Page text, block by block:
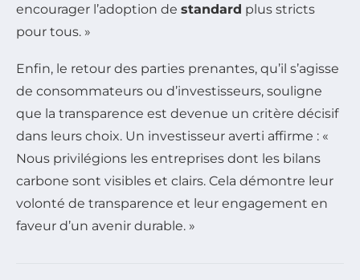
encourager l’adoption de standard plus stricts
pour tous. »
Enfin, le retour des parties prenantes, qu’il s’agisse
de consommateurs ou d’investisseurs, souligne
que la transparence est devenue un critère décisif
dans leurs choix. Un investisseur averti affirme : «
Nous privilégions les entreprises dont les bilans
carbone sont visibles et clairs. Cela démontre leur
volonté de transparence et leur engagement en
faveur d’un avenir durable. »